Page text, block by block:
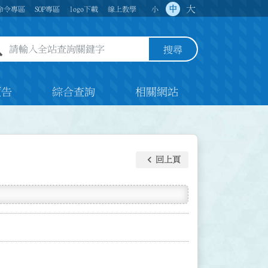
令專區 SOP專區 logo下載 線上教學 小 中 大
全站查詢關鍵字欄位 搜尋
綜合查詢 相關網站
keyboard_arrow_left 回上頁